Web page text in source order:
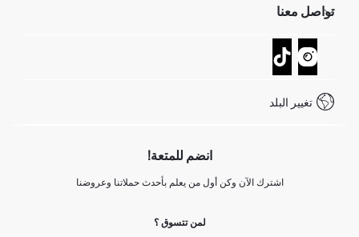
GIFT CLUB
عمليات الارجاع و الاستبدال السهلة
تتبع الشحنة
كيف يمكنك التسوق في ديفاكتو ؟
كيف تدفع في ديفاكتو؟
شروط المنافسة
تواصل معنا
نموذج الاتصال
خدمة العملاء
Call Center 19782
تغيير البلد
انضم للمتعة!
اشترك الآن وكن أول من يعلم بأحدث حملاتنا وعروضنا
لمن تتسوق ؟